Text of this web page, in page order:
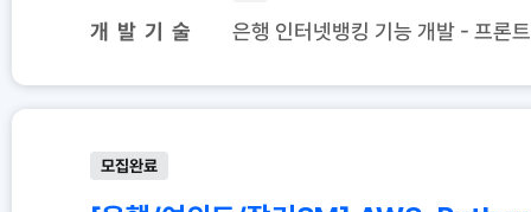
개 발 기 술 은행 인터넷뱅킹 기능 개발 - 프
모집완료